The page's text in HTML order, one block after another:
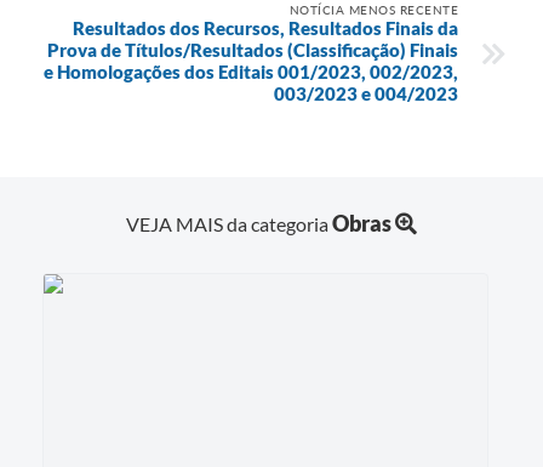
NOTÍCIA MENOS RECENTE
Resultados dos Recursos, Resultados Finais da
Prova de Títulos/Resultados (Classificação) Finais
e Homologações dos Editais 001/2023, 002/2023,
003/2023 e 004/2023
VEJA MAIS da categoriaObras